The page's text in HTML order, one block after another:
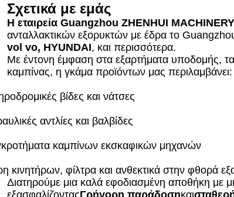
Σχετικά με εμάς
Η εταιρεία Guangzhou ZHENHUI
ανταλλακτικών εξορυκτών με έδρα το
vol vo, HYUNDAI, και περισσότερα.
Με έντονη έμφαση στα εξαρτήματα υποδομής,
καμπίνας, η γκάμα προϊόντων μας περιλαμβάνει:
βίδες και νάτσες
αντλίες και βαλβίδες
καμπίνων εκσκαφικών μηχανών
κινητήρων, φίλτρα και ανθεκτικά στην φθορά
Διατηρούμε μια καλά εφοδιασμένη αποθήκη με
εξασφαλίζονταςΓρήγορη παράδοσηκαι